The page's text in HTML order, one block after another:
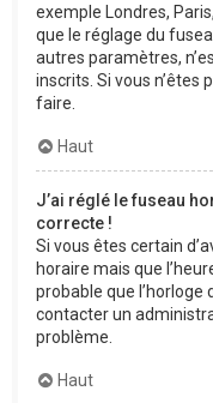
exemple Londres,
que le réglage du
autres paramètres,
inscrits. Si vous n’êtes
faire.
Haut
J’ai réglé le fuseau
correcte !
Si vous êtes certain
horaire mais que
probable que l’horloge
contacter un
problème.
Haut